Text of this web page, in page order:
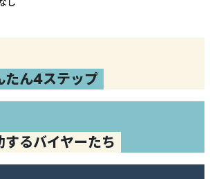
たん4ステップ
るバイヤーたち